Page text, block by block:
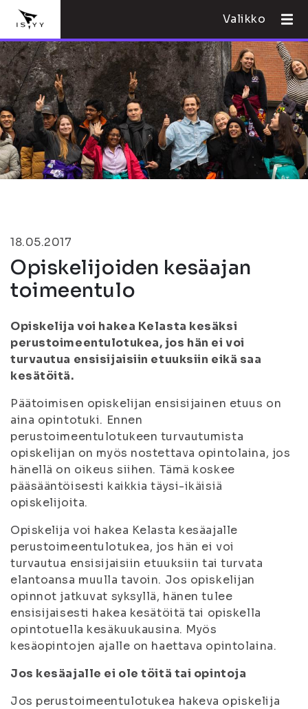
Valikko
18.05.2017
Opiskelijoiden kesäajan
toimeentulo
Opiskelija voi hakea Kelasta kesäksi
perustoimeentulotukea, jos hän ei voi
turvautua ensisijaisiin etuuksiin eikä saa
kesätöitä.
Päätoimisen opiskelijan ensisijainen etuus on
aina opintotuki. Ennen
perustoimeentulotukeen turvautumista
opiskelijan on myös nostettava opintolaina, jos
hänellä on oikeus siihen. Tämä koskee
pääsääntöisesti kaikkia täysi-ikäisiä
opiskelijoita.
Opiskelija voi hakea Kelasta kesäajalle
perustoimeentulotukea, jos hän ei voi
turvautua ensisijaisiin etuuksiin tai turvata
elantoansa muulla tavoin. Jos opiskelijan
opinnot jatkuvat syksyllä, hänen tulee
ensisijaisesti hakea kesätöitä tai opiskella
opintotuella kesäkuukausina. Myös
kesäopintojen ajalle on haettava opintolaina.
Jos kesäajalle ei ole töitä tai opintoja
Jos perustoimeentulotukea hakeva opiskelija